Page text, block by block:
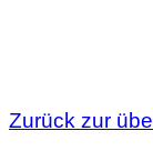
Zurück zur